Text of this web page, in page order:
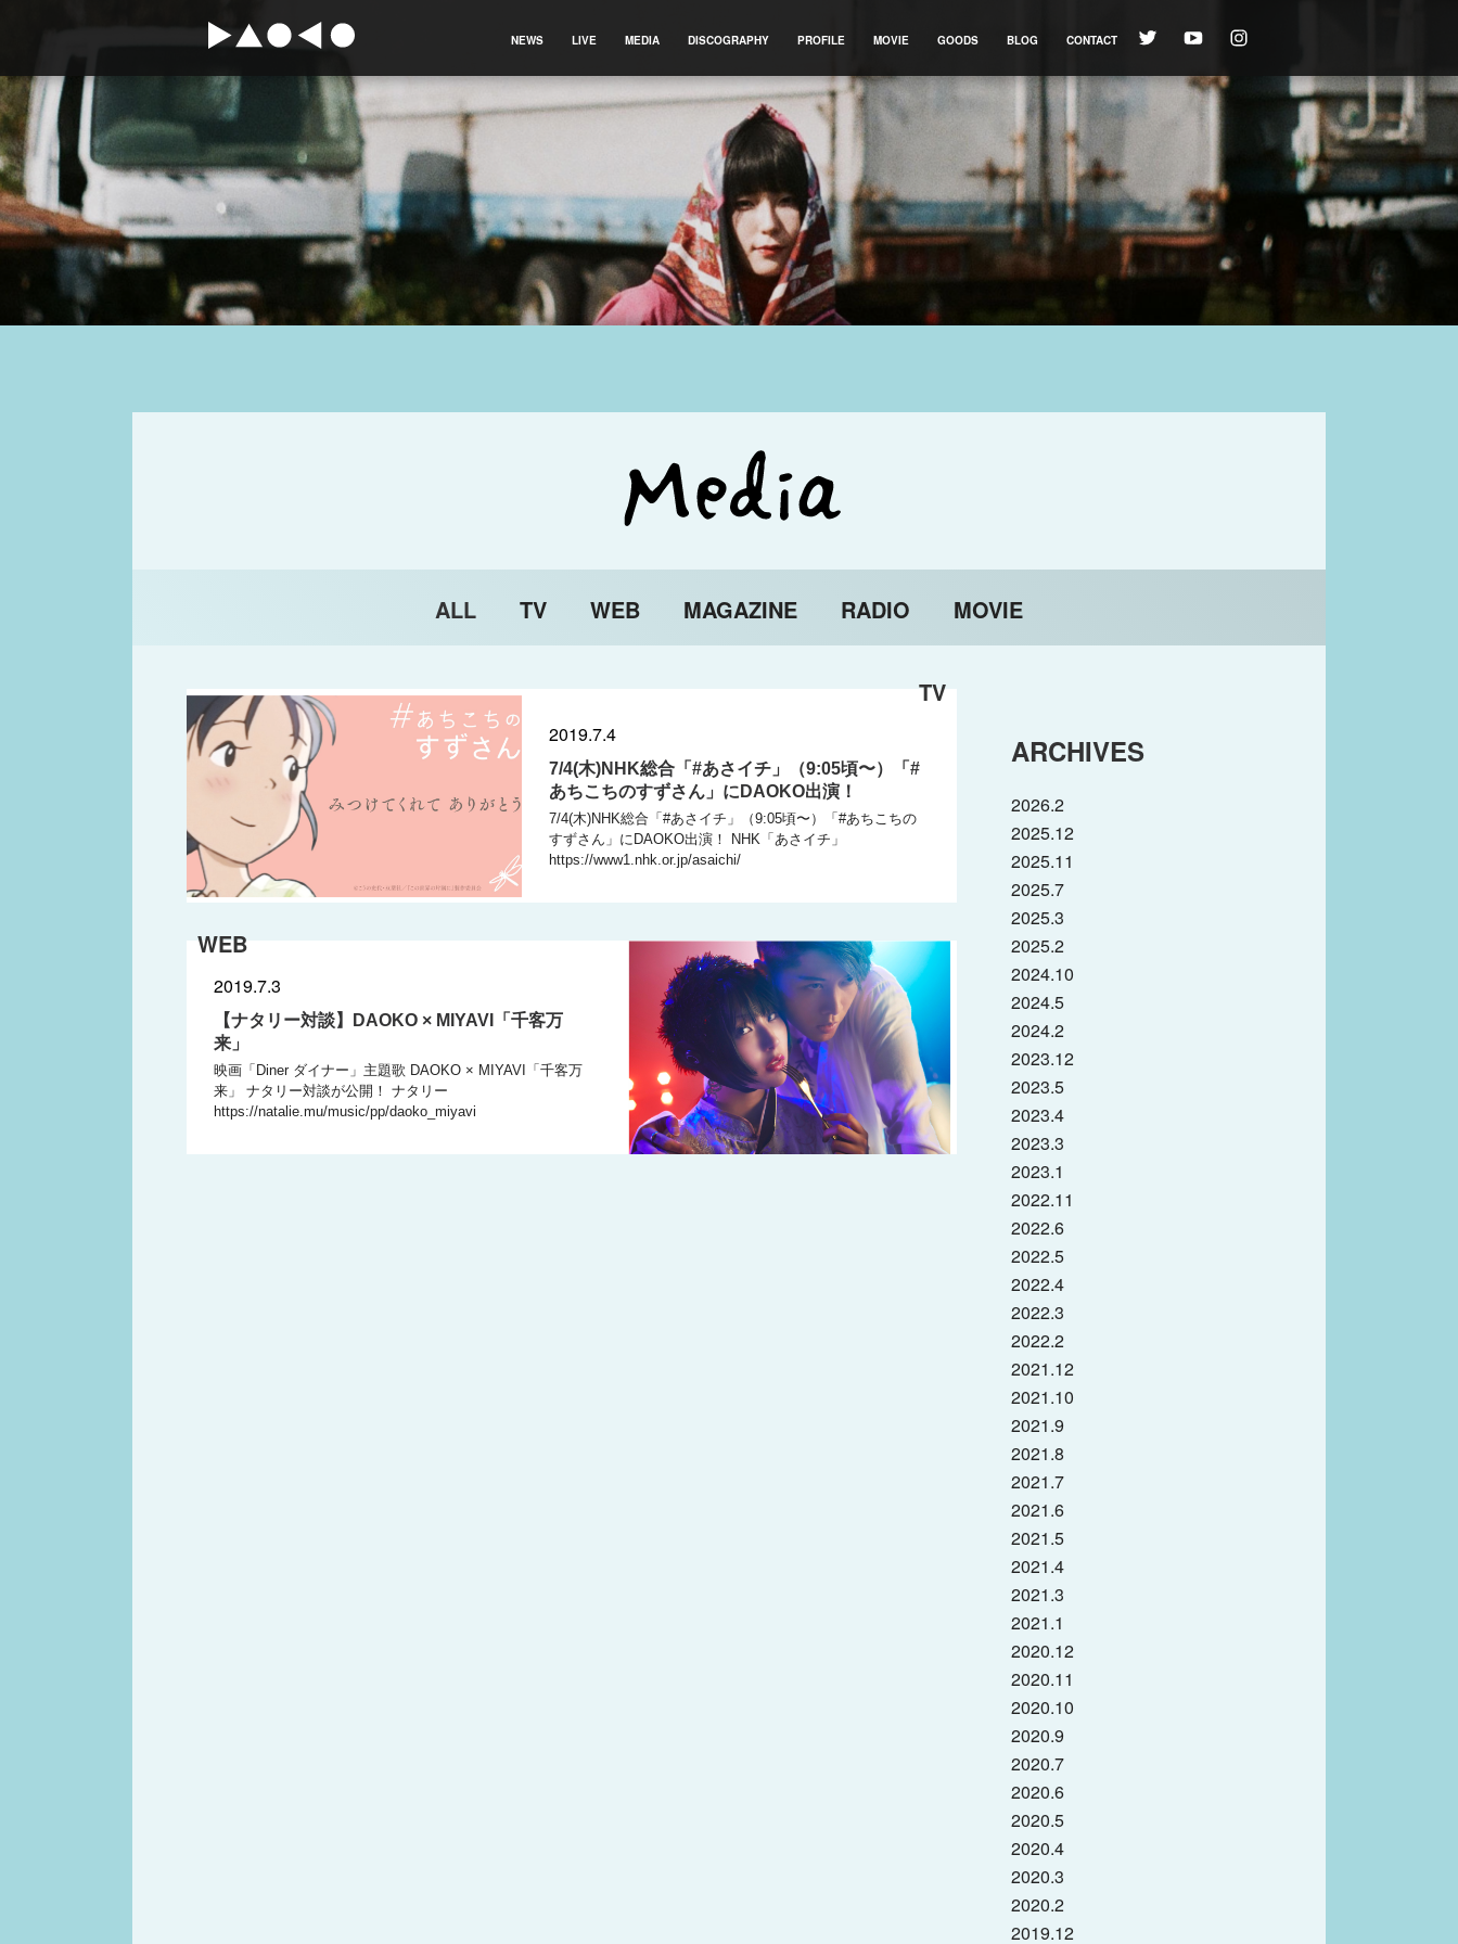
NEWS LIVE MEDIA DISCOGRAPHY PROFILE MOVIE GOODS BLOG CONTACT
ALL TV WEB MAGAZINE RADIO MOVIE
TV
2019.7.4
7/4(木)NHK総合「#あさイチ」（9:05頃〜）「#
あちこちのすずさん」にDAOKO出演！
7/4(木)NHK総合「#あさイチ」（9:05頃〜）「#あちこちの
すずさん」にDAOKO出演！ NHK「あさイチ」
https://www1.nhk.or.jp/asaichi/
WEB
2019.7.3
【ナタリー対談】DAOKO × MIYAVI「千客万
来」
映画「Diner ダイナー」主題歌 DAOKO × MIYAVI「千客万
来」 ナタリー対談が公開！ ナタリー
https://natalie.mu/music/pp/daoko_miyavi
ARCHIVES
2026.2
2025.12
2025.11
2025.7
2025.3
2025.2
2024.10
2024.5
2024.2
2023.12
2023.5
2023.4
2023.3
2023.1
2022.11
2022.6
2022.5
2022.4
2022.3
2022.2
2021.12
2021.10
2021.9
2021.8
2021.7
2021.6
2021.5
2021.4
2021.3
2021.1
2020.12
2020.11
2020.10
2020.9
2020.7
2020.6
2020.5
2020.4
2020.3
2020.2
2019.12